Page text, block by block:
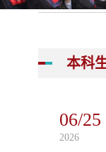
本科
06/25
2026